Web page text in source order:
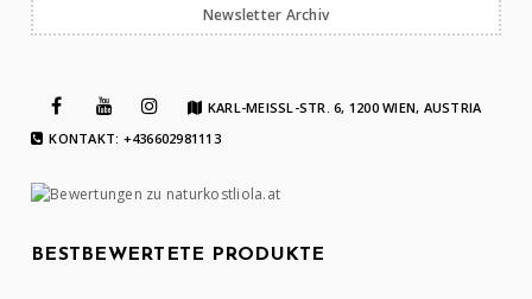
Newsletter Archiv
KARL-MEISSL-STR. 6, 1200 WIEN, AUSTRIA
KONTAKT: +436602981113
BESTBEWERTETE PRODUKTE